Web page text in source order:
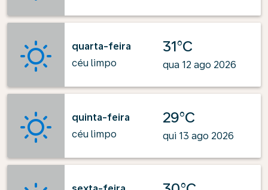
quarta-feira
céu limpo
31°C
qua 12 ago 2026
quinta-feira
céu limpo
29°C
qui 13 ago 2026